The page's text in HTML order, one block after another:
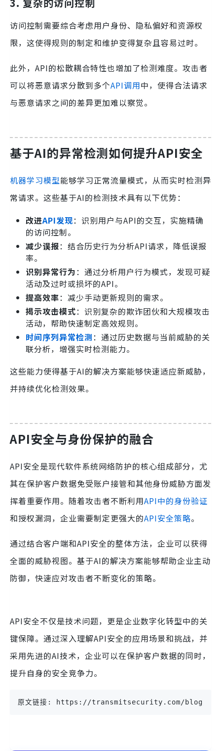
访问控制需要综合考虑用户身份、隐私偏好和资源权
限，这使得规则的制定和维护变得复杂且容易过时。
此外，API的松散耦合特性也增加了检测难度。攻击者
可以将恶意请求分散到多个API调用中，使得合法请求
与恶意请求之间的差异更加难以察觉。
基于AI的异常检测如何提升API安全
机器学习模型能够学习正常流量模式，从而实时检测异
常请求。这些基于AI的检测技术具有以下优势：
改进API发现：识别用户与API的交互，实施精确
的访问控制。
减少误报：结合历史行为分析API请求，降低误报
率。
识别异常行为：通过分析用户行为模式，发现可疑
活动及过时或损坏的API。
提高效率：减少手动更新规则的需求。
揭示攻击模式：识别复杂的欺诈团伙和大规模攻击
活动，帮助快速制定高效规则。
时间序列异常检测：通过历史数据与当前威胁的关
联分析，增强实时检测能力。
这些能力使得基于AI的解决方案能够快速适应新威胁，
并持续优化检测效果。
API安全与身份保护的融合
API安全是现代软件系统网络防护的核心组成部分，尤
其在保护客户数据免受账户接管和其他身份威胁方面发
挥着重要作用。随着攻击者不断利用API中的身份验证
和授权漏洞，企业需要制定更强大的API安全策略。
通过结合客户端和API安全的整体方法，企业可以获得
全面的威胁视图。基于AI的解决方案能够帮助企业主动
防御，快速应对攻击者不断变化的策略。
API安全不仅是技术问题，更是企业数字化转型中的关
键保障。通过深入理解API安全的应用场景和挑战，并
采用先进的AI技术，企业可以在保护客户数据的同时，
提升自身的安全竞争力。
原文链接: https://transmitsecurity.com/blog/